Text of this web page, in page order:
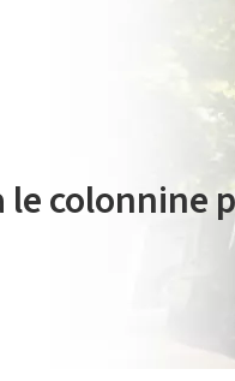
elettrica è gestito da
le colonnine